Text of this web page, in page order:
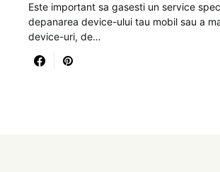
Este important sa gasesti un service
depanarea device-ului tau mobil sau a
device-uri, de…